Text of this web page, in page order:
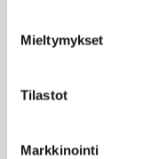
Mieltymykset
Tilastot
Markkinointi